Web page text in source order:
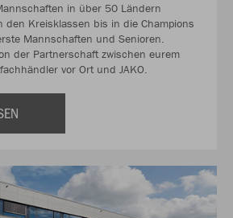
in über 50 Ländern
den Kreisklassen bis in die Champions
Mannschaften und Senioren.
der Partnerschaft zwischen eurem
vor Ort und JAKO.